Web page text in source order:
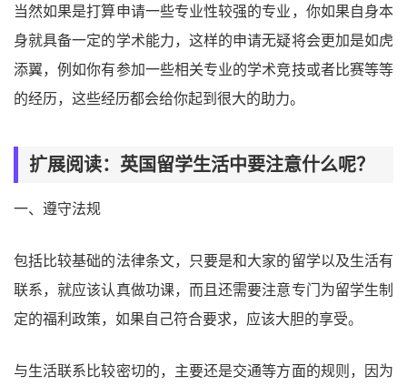
当然如果是打算申请一些专业性较强的专业，你如果自身本
身就具备一定的学术能力，这样的申请无疑将会更加是如虎
添翼，例如你有参加一些相关专业的学术竞技或者比赛等等
的经历，这些经历都会给你起到很大的助力。
扩展阅读：英国留学生活中要注意什么呢？
一、遵守法规
包括比较基础的法律条文，只要是和大家的留学以及生活有
联系，就应该认真做功课，而且还需要注意专门为留学生制
定的福利政策，如果自己符合要求，应该大胆的享受。
与生活联系比较密切的，主要还是交通等方面的规则，因为